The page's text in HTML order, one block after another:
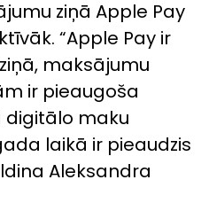
ziņā Apple Pay
“Apple Pay ir
maksājumu
ir pieaugoša
digitālo maku
laikā ir pieaudzis
Aleksandra